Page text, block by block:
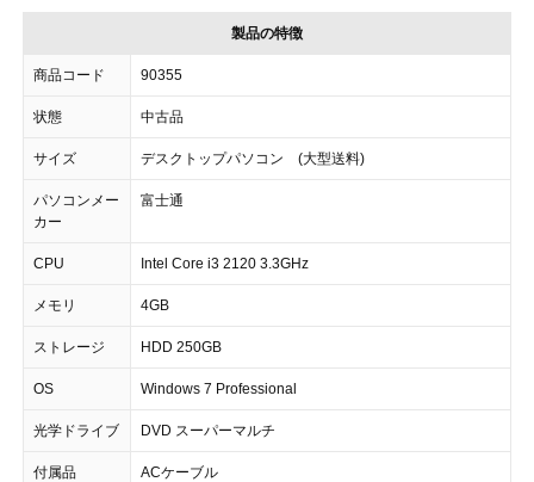
製品の特徴
商品コード 90355
状態 中古品
サイズ デスクトップパソコン (大型送料)
パソコンメー
カー
富士通
CPU Intel Core i3 2120 3.3GHz
メモリ 4GB
ストレージ HDD 250GB
OS Windows 7 Professional
光学ドライブ DVD スーパーマルチ
付属品 ACケーブル